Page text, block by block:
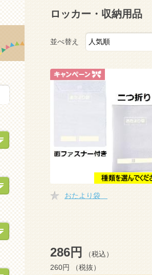
ロッカー・収納用品
並べ替え
おたより袋
286円
（税込）
260円
（税抜）